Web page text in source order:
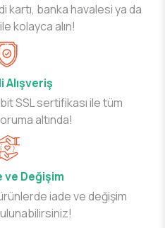
kartı, banka havalesi ya da
kolayca alın!
Alışveriş
SSL sertifikası ile tüm
altında!
ve Değişim
iade ve değişim